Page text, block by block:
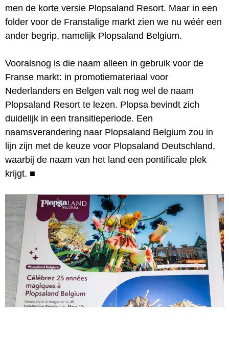
men de korte versie Plopsaland Resort. Maar in een
folder voor de Franstalige markt zien we nu wéér een
ander begrip, namelijk Plopsaland Belgium.
Vooralsnog is die naam alleen in gebruik voor de
Franse markt: in promotiemateriaal voor
Nederlanders en Belgen valt nog wel de naam
Plopsaland Resort te lezen. Plopsa bevindt zich
duidelijk in een transitieperiode. Een
naamsverandering naar Plopsaland Belgium zou in
lijn zijn met de keuze voor Plopsaland Deutschland,
waarbij de naam van het land een pontificale plek
krijgt. ■